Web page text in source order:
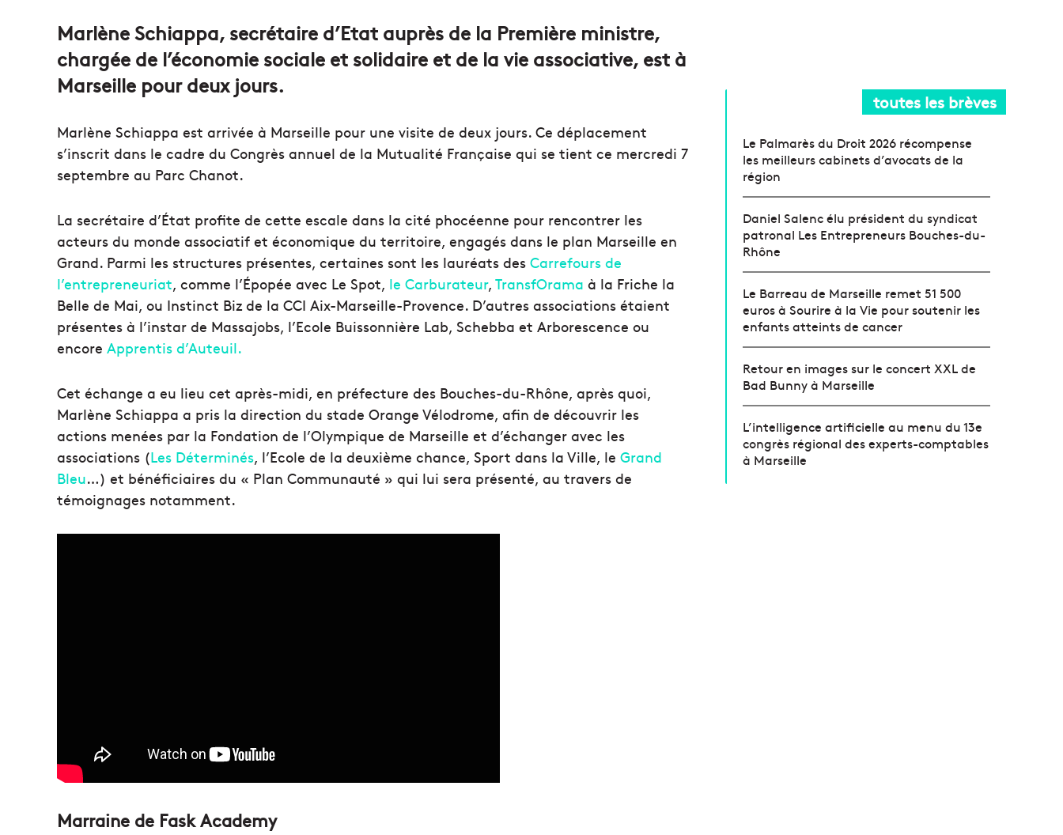
Marlène Schiappa, secrétaire d’Etat auprès de la Première ministre,
chargée de l’économie sociale et solidaire et de la vie associative, est à
Marseille pour deux jours.
Marlène Schiappa est arrivée à Marseille pour une visite de deux jours. Ce déplacement
s’inscrit dans le cadre du Congrès annuel de la Mutualité Française qui se tient ce mercredi 7
septembre au Parc Chanot.
La secrétaire d’État profite de cette escale dans la cité phocéenne pour rencontrer les
acteurs du monde associatif et économique du territoire, engagés dans le plan Marseille en
Grand. Parmi les structures présentes, certaines sont les lauréats des Carrefours de
l’entrepreneuriat, comme l’Épopée avec Le Spot, le Carburateur, TransfOrama à la Friche la
Belle de Mai, ou Instinct Biz de la CCI Aix-Marseille-Provence. D’autres associations étaient
présentes à l’instar de Massajobs, l’Ecole Buissonnière Lab, Schebba et Arborescence ou
encore Apprentis d’Auteuil.
Cet échange a eu lieu cet après-midi, en préfecture des Bouches-du-Rhône, après quoi,
Marlène Schiappa a pris la direction du stade Orange Vélodrome, afin de découvrir les
actions menées par la Fondation de l’Olympique de Marseille et d’échanger avec les
associations (Les Déterminés, l’Ecole de la deuxième chance, Sport dans la Ville, le Grand
Bleu…) et bénéficiaires du « Plan Communauté » qui lui sera présenté, au travers de
témoignages notamment.
Marraine de Fask Academy
toutes les brèves
Le Palmarès du Droit 2026 récompense
les meilleurs cabinets d’avocats de la
région
Daniel Salenc élu président du syndicat
patronal Les Entrepreneurs Bouches-du-
Rhône
Le Barreau de Marseille remet 51 500
euros à Sourire à la Vie pour soutenir les
enfants atteints de cancer
Retour en images sur le concert XXL de
Bad Bunny à Marseille
L’intelligence artificielle au menu du 13e
congrès régional des experts-comptables
à Marseille